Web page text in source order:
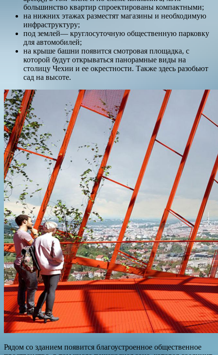
большинство квартир спроектированы компактными;
на нижних этажах разместят магазины и необходимую
инфраструктуру;
под землей— круглосуточную общественную парковку
для автомобилей;
на крыше башни появится смотровая площадка, с
которой будут открываться панорамные виды на
столицу Чехии и ее окрестности. Также здесь разобьют
сад на высоте.
Рядом со зданием появится благоустроенное общественное